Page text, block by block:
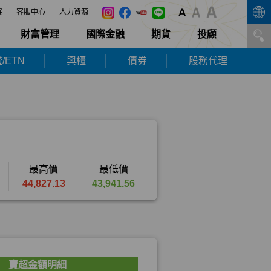
客服中心 人力資源
財富管理 國際金融 期貨 投顧
ETN 興櫃 債券 股務代理